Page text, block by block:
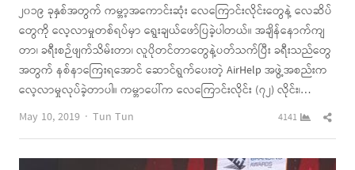
၂၀၁၉ ခုနှစ်အတွက် ကမ္ဘာ့အကောင်းဆုံး လေကြောင်းလိုင်းတွေနဲ့ လေဆိပ်
တွေကို လေ့လာမှုတစ်ရပ်မှာ ရွေးချယ်ဖော်ပြခဲ့ပါတယ်။ အချိန်နောက်ကျ
တာ၊ ခရီးစဉ်ဖျက်သိမ်းတာ၊ လူပိုတင်တာတွေနဲ့ပတ်သက်ပြီး ခရီးသည်တွေ
အတွက် နစ်နာကြေးရအောင် ဆောင်ရွက်ပေးတဲ့ AirHelp အဖွဲ့အစည်းက
လေ့လာမှုလုပ်ခဲ့တာပါ။ ကမ္ဘာပေါ်က လေကြောင်းလိုင်း (၇၂) လိုင်း၊…
May 10, 2019
Author
Tun Tun 4141